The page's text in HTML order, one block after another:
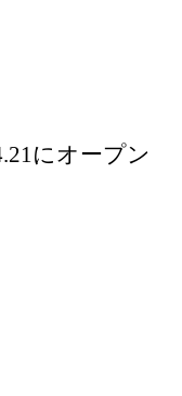
にオープン